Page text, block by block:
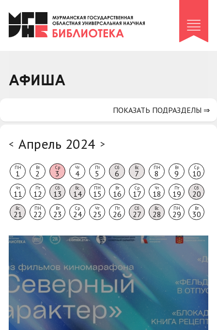
Клуб «Гиря и сельдерей»
Клуб «Семейный архив»
Коллегам
АФИША
< Апрель 2024 >
ПН
1
Вт
2
Ср
3
Чт
4
Пт
5
Сб
6
Вс
7
ПН
8
Вт
9
Ср
10
Чт
11
Пт
12
Сб
13
Вс
14
ПН
15
Вт
16
Ср
17
Чт
18
Пт
19
Сб
20
Вс
21
ПН
22
Вт
23
Ср
24
Чт
25
Пт
26
Сб
27
Вс
28
ПН
29
Вт
30
ПОКАЗАТЬ ПОДРАЗДЕЛЫ ⇒